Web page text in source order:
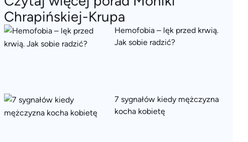
Chrapińskiej-Krupa
Hemofobia – lęk przed krwią.
Jak sobie radzić?
7 sygnałów kiedy mężczyzna
kocha kobietę